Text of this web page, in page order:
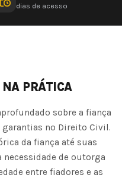
dias de acesso
PRÁTICA
sobre a fiança
no Direito Civil.
da fiança até suas
de outorga
entre fiadores e as